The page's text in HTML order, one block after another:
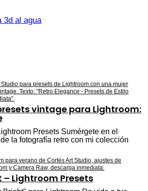
3d al agua
vintage para Lightroom:
Presets Sumérgete en el
la fotografía retro con mi colección
– Lightroom Presets